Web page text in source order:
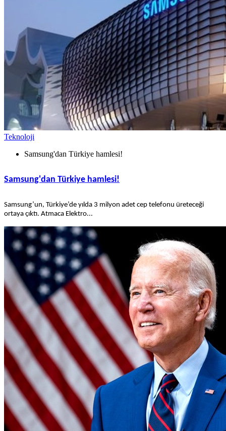
Teknoloji
Samsung'dan Türkiye hamlesi!
Samsung'dan Türkiye hamlesi!
Samsung’un, Türkiye’de yılda 3 milyon adet cep telefonu üreteceği
ortaya çıktı. Atmaca Elektro...